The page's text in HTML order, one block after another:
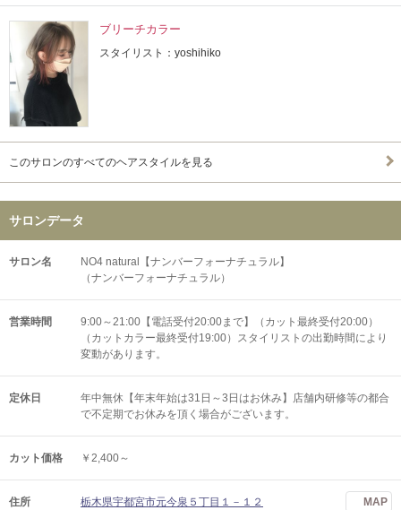
ブリーチカラー
スタイリスト：yoshihiko
このサロンのすべてのヘアスタイルを見る
サロンデータ
サロン名
NO4 natural【ナンバーフォーナチュラル】
（ナンバーフォーナチュラル）
営業時間
9:00～21:00【電話受付20:00まで】（カット最終受付20:00）
（カットカラー最終受付19:00）スタイリストの出勤時間により
変動があります。
定休日
年中無休【年末年始は31日～3日はお休み】店舗内研修等の都合
で不定期でお休みを頂く場合がございます。
カット価格 ￥2,400～
住所 栃木県宇都宮市元今泉５丁目１－１２ MAP